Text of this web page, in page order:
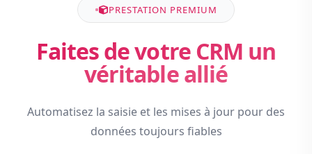
PRESTATION PREMIUM
Faites de votre CRM un
véritable allié
Automatisez la saisie et les mises à jour pour des
données toujours fiables